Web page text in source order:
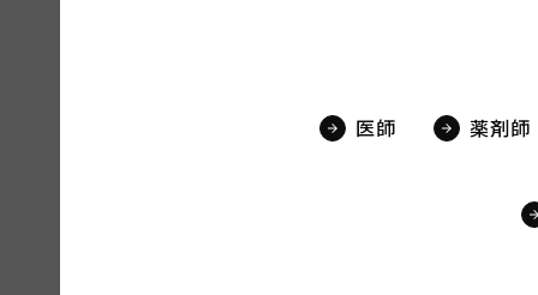
医師 薬剤師